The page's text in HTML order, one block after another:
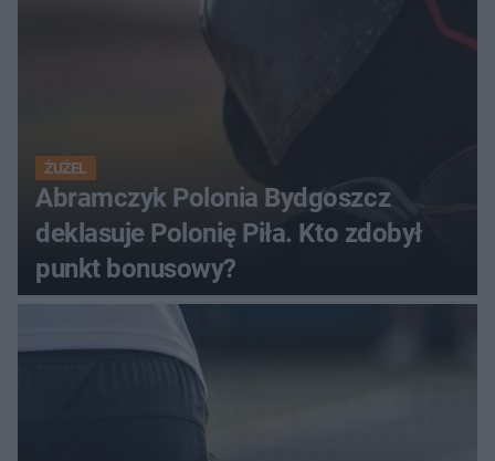
ŻUŻEL
Abramczyk Polonia Bydgoszcz
deklasuje Polonię Piła. Kto zdobył
punkt bonusowy?